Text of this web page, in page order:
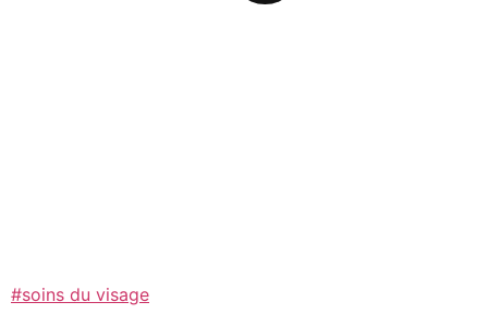
#soins du visage